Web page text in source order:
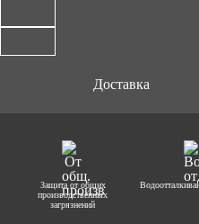
Доставка
Защита от общих
производственных
загрязнений